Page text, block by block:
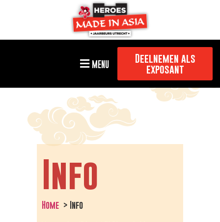
MENU
Deelnemen als
exposant
Info
Home Info